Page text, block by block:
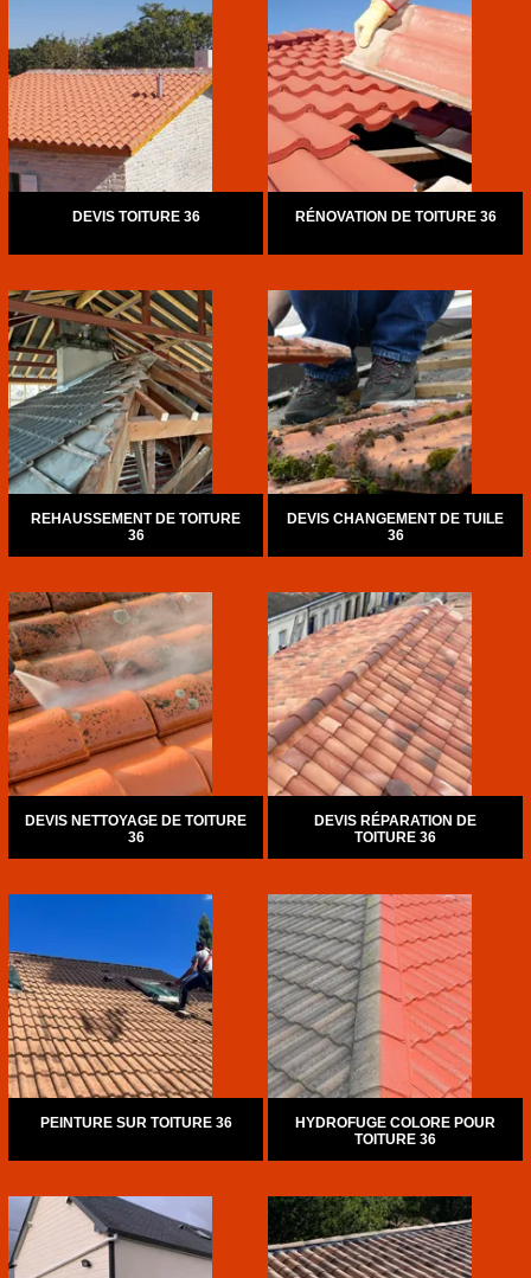
DEVIS TOITURE 36 RÉNOVATION DE TOITURE 36
REHAUSSEMENT DE TOITURE
36
DEVIS CHANGEMENT DE TUILE
36
DEVIS NETTOYAGE DE TOITURE
36
DEVIS RÉPARATION DE
TOITURE 36
PEINTURE SUR TOITURE 36
HYDROFUGE COLORE POUR
TOITURE 36